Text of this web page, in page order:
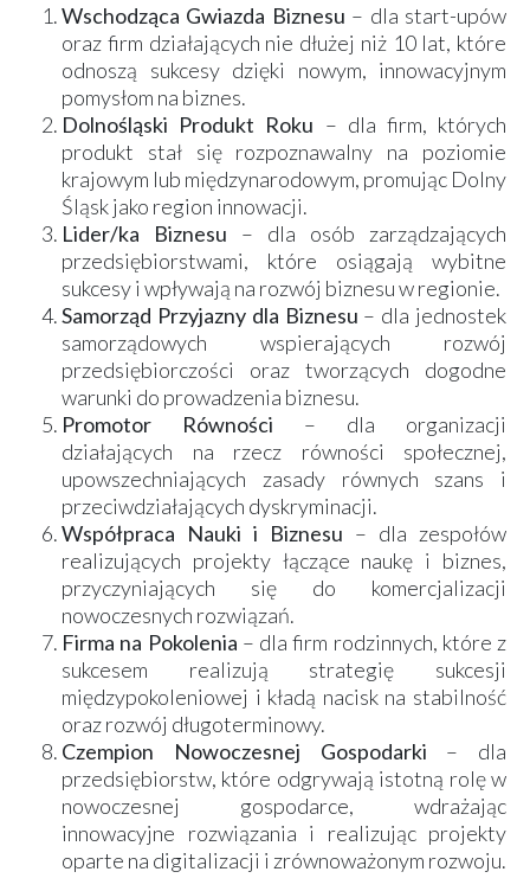
Wschodząca Gwiazda Biznesu – dla start-upów
oraz firm działających nie dłużej niż 10 lat, które
odnoszą sukcesy dzięki nowym, innowacyjnym
pomysłom na biznes.
Dolnośląski Produkt Roku – dla firm, których
produkt stał się rozpoznawalny na poziomie
krajowym lub międzynarodowym, promując Dolny
Śląsk jako region innowacji.
Lider/ka Biznesu – dla osób zarządzających
przedsiębiorstwami, które osiągają wybitne
sukcesy i wpływają na rozwój biznesu w regionie.
Samorząd Przyjazny dla Biznesu – dla jednostek
samorządowych wspierających rozwój
przedsiębiorczości oraz tworzących dogodne
warunki do prowadzenia biznesu.
Promotor Równości – dla organizacji
działających na rzecz równości społecznej,
upowszechniających zasady równych szans i
przeciwdziałających dyskryminacji.
Współpraca Nauki i Biznesu – dla zespołów
realizujących projekty łączące naukę i biznes,
przyczyniających się do komercjalizacji
nowoczesnych rozwiązań.
Firma na Pokolenia – dla firm rodzinnych, które z
sukcesem realizują strategię sukcesji
międzypokoleniowej i kładą nacisk na stabilność
oraz rozwój długoterminowy.
Czempion Nowoczesnej Gospodarki – dla
przedsiębiorstw, które odgrywają istotną rolę w
nowoczesnej gospodarce, wdrażając
innowacyjne rozwiązania i realizując projekty
oparte na digitalizacji i zrównoważonym rozwoju.